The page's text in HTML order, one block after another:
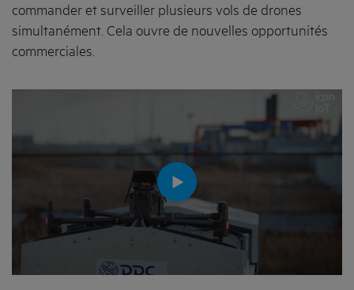
commander et surveiller plusieurs vols de drones
simultanément. Cela ouvre de nouvelles opportunités
commerciales.